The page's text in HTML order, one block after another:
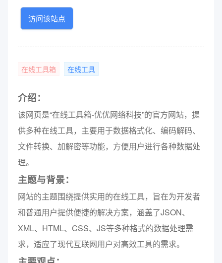
访问该站点
在线工具箱 在线工具
介绍：
该网页是“在线工具箱-优优网络科技”的官方网站，提
供多种在线工具，主要用于数据格式化、编码解码、
文件转换、加解密等功能，方便用户进行各种数据处
理。
主题与背景：
网站的主题围绕提供实用的在线工具，旨在为开发者
和普通用户提供便捷的解决方案，涵盖了JSON、
XML、HTML、CSS、JS等多种格式的数据处理需
求，适应了现代互联网用户对高效工具的需求。